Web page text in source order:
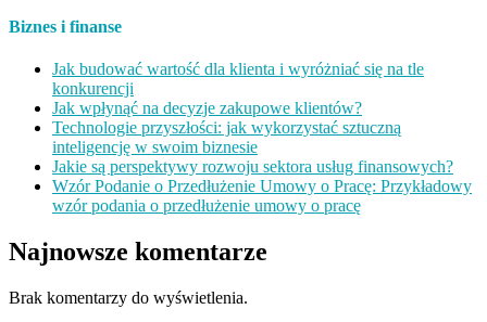
Biznes i finanse
Jak budować wartość dla klienta i wyróżniać się na tle
konkurencji
Jak wpłynąć na decyzje zakupowe klientów?
Technologie przyszłości: jak wykorzystać sztuczną
inteligencję w swoim biznesie
Jakie są perspektywy rozwoju sektora usług finansowych?
Wzór Podanie o Przedłużenie Umowy o Pracę: Przykładowy
wzór podania o przedłużenie umowy o pracę
Najnowsze komentarze
Brak komentarzy do wyświetlenia.